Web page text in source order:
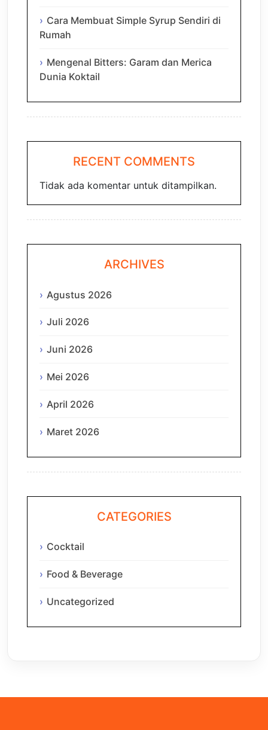
Cara Membuat Simple Syrup Sendiri di
Rumah
Mengenal Bitters: Garam dan Merica
Dunia Koktail
RECENT COMMENTS
Tidak ada komentar untuk ditampilkan.
ARCHIVES
Agustus 2026
Juli 2026
Juni 2026
Mei 2026
April 2026
Maret 2026
CATEGORIES
Cocktail
Food & Beverage
Uncategorized